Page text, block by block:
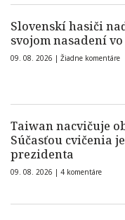
Slovenskí hasiči
svojom nasadení
09. 08. 2026 | Žiadne komentáre
Taiwan nacvičuje
Súčasťou cvičenia
prezidenta
09. 08. 2026 | 4 komentáre